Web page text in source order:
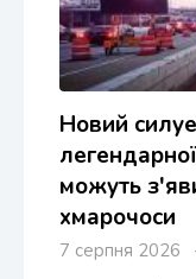
Новий
можуть
хмарочоси
7 серпня